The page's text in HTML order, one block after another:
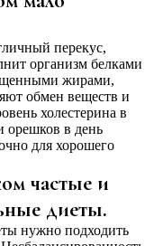
перекус,
организм белками
жирами,
обмен веществ и
холестерина в
орешков в день
для хорошего
частые и
диеты.
нужно подходить